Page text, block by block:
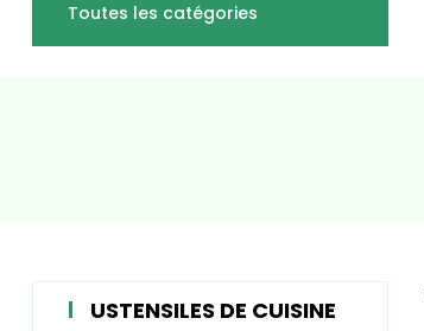
Toutes les catégories
USTENSILES DE CUISINE